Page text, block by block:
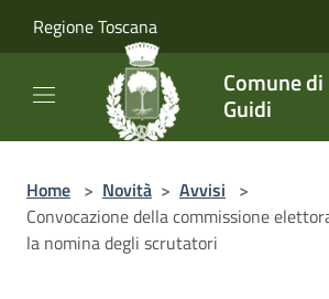
Regione Toscana
Comune
Guidi
Home > Novità > Avvisi >
Convocazione della commissione
la nomina degli scrutatori